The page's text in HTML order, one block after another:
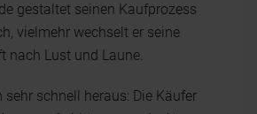
gestaltet seinen Kaufprozess
vielmehr wechselt er seine
nach Lust und Laune.
schnell heraus: Die Käufer